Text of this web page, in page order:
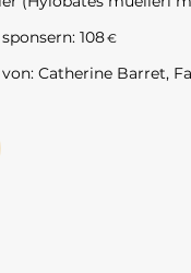
108€
Catherine Barret,